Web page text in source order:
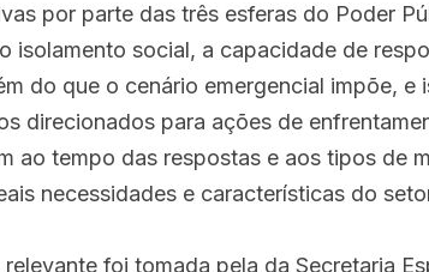
por parte das três esferas do Poder
isolamento social, a capacidade de
do que o cenário emergencial impõe, e
direcionados para ações de
ao tempo das respostas e aos tipos de
necessidades e características do
relevante foi tomada pela da Secretaria